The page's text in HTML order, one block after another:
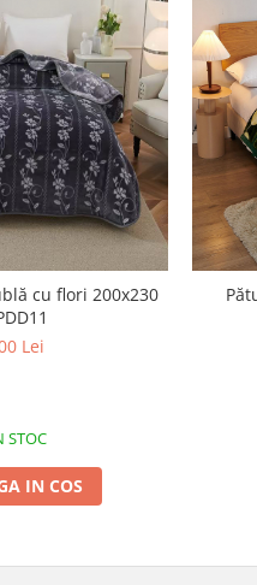
cu flori 200x230
Lei
STOC
IN COS